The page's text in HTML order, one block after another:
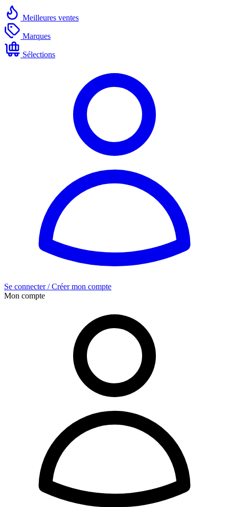
Meilleures ventes
Marques
Sélections
Se connecter / Créer mon compte
Mon compte